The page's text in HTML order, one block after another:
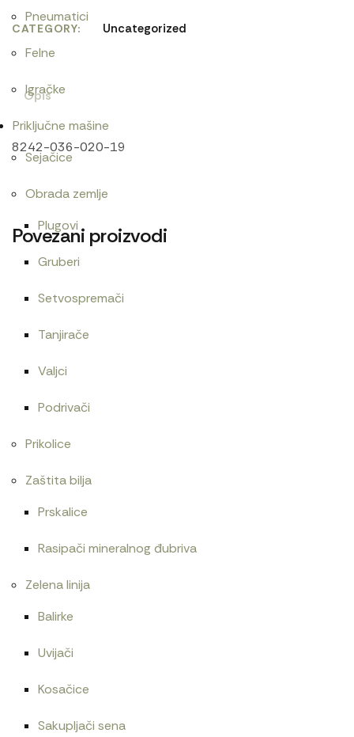
Pneumatici
Felne
Igračke
Priključne mašine
Sejačice
Obrada zemlje
Plugovi
Gruberi
Setvospremači
Tanjirače
Valjci
Podrivači
Prikolice
Zaštita bilja
Prskalice
Rasipači mineralnog đubriva
Zelena linija
Balirke
Uvijači
Kosačice
Sakupljači sena
CATEGORY Uncategorized
Opis
8242-036-020-19
Povezani proizvodi
Cev elektromagneta
1.800RSD